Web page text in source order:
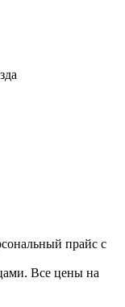
прайс с
Все цены на